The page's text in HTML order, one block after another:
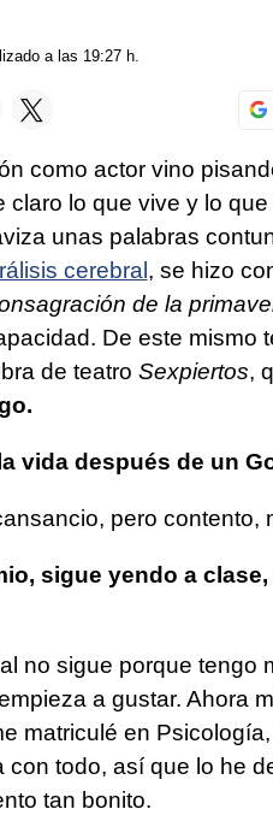
a las 19:27 h.
como actor vino
claro lo que vive y lo
unas palabras
cerebral , se hizo
de la
De este mismo
de teatro Sexpiertos,
vida después de un
pero contento,
sigue yendo a clase,
no sigue porque tengo
a gustar. Ahora
matriculé en
con todo, así que lo he
tan bonito.